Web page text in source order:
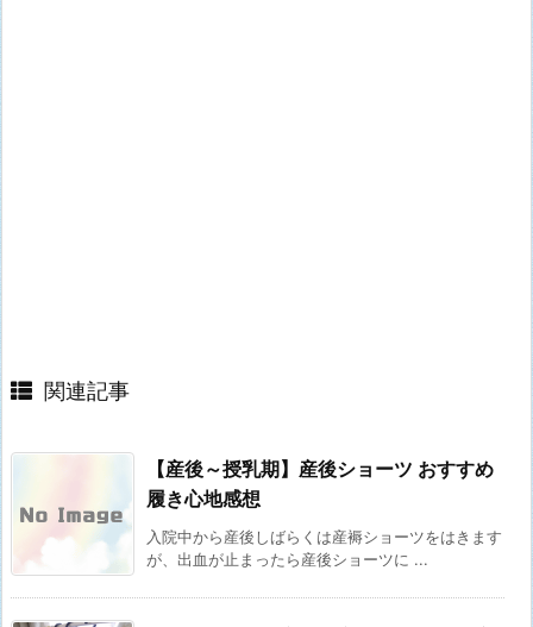
関連記事
【産後～授乳期】産後ショーツ おすすめ
履き心地感想
入院中から産後しばらくは産褥ショーツをはきます
が、出血が止まったら産後ショーツに ...